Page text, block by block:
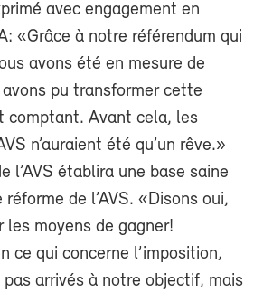
avec engagement en
«Grâce à notre référendum qui
avons été en mesure de
pu transformer cette
comptant. Avant cela, les
n’auraient été qu’un rêve.»
l’AVS établira une base saine
de l’AVS. «Disons oui,
les moyens de gagner!
ce qui concerne l’imposition,
pas arrivés à notre objectif, mais